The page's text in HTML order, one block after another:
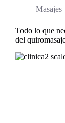
Masajes
Todo lo que
del